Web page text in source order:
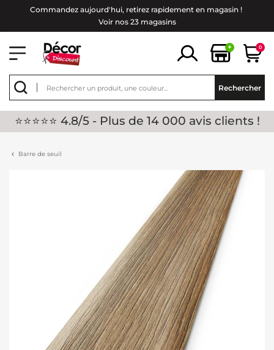
Commandez aujourd'hui, retirez rapidement en magasin !
Voir nos 23 magasins
+ 0
Rechercher
⭐⭐⭐⭐⭐ 4.8/5 - Plus de 14 000 avis clients !
Barre de seuil